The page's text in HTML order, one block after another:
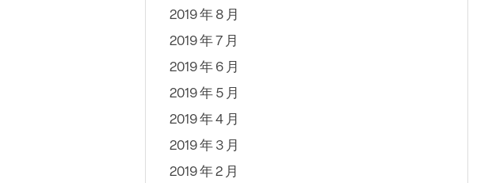
2019 年 8 月
2019 年 7 月
2019 年 6 月
2019 年 5 月
2019 年 4 月
2019 年 3 月
2019 年 2 月